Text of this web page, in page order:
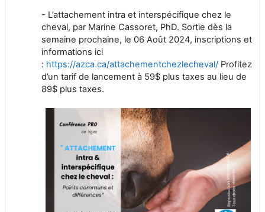
- L’attachement intra et interspécifique chez le
cheval, par Marine Cassoret, PhD. Sortie dès la
semaine prochaine, le 06 Août 2024, inscriptions et
informations ici
: https://azca.ca/attachementchezlecheval/ Profitez
d’un tarif de lancement à 59$ plus taxes au lieu de
89$ plus taxes.